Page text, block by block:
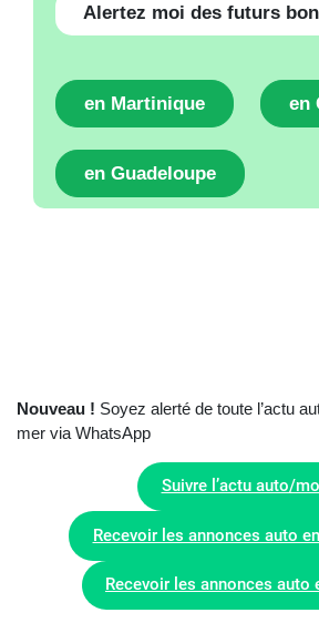
Alertez moi des futurs
en Martinique en
en Guadeloupe
Nouveau ! Soyez alerté de toute l’actu
mer via WhatsApp
Suivre l’actu auto/
Recevoir les annonces auto
Recevoir les annonces auto